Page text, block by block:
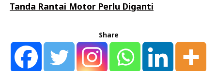
Tanda Rantai Motor Perlu Diganti
Share